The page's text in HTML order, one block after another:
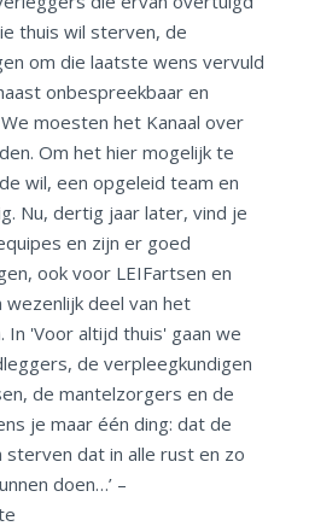
thuis wil sterven, de
om die laatste wens vervuld
onbespreekbaar en
moesten het Kanaal over
Om het hier mogelijk te
wil, een opgeleid team en
Nu, dertig jaar later, vind je
en zijn er goed
ook voor LEIFartsen en
wezenlijk deel van het
'Voor altijd thuis' gaan we
de verpleegkundigen
de mantelzorgers en de
je maar één ding: dat de
sterven dat in alle rust en zo
doen…’ –